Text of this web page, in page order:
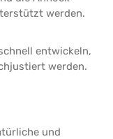
werden.
entwickeln,
werden.
und